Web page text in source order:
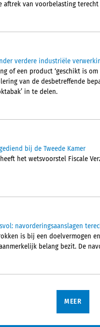
van voorbelasting terecht
verdere industriële
of een product ‘geschikt is
van de desbetreffende
in te delen.
bij de Tweede Kamer
het wetsvoorstel Fiscale
navorderingsaanslagen
is bij een doelvermogen
belang bezit. De
MEER